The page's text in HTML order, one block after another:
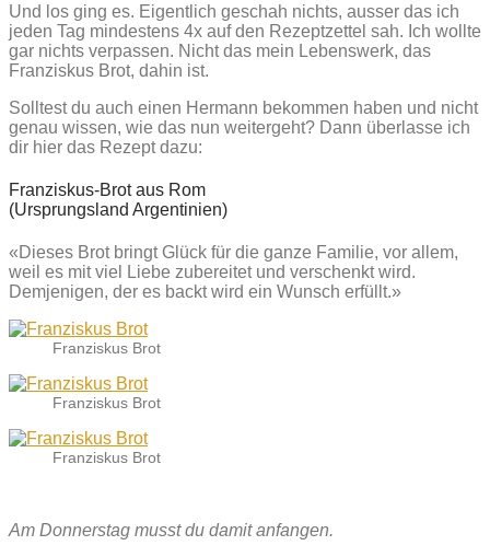
Und los ging es. Eigentlich geschah nichts, ausser das ich
jeden Tag mindestens 4x auf den Rezeptzettel sah. Ich wollte
gar nichts verpassen. Nicht das mein Lebenswerk, das
Franziskus Brot, dahin ist.
Solltest du auch einen Hermann bekommen haben und nicht
genau wissen, wie das nun weitergeht? Dann überlasse ich
dir hier das Rezept dazu:
Franziskus-Brot aus Rom
(Ursprungsland Argentinien)
«Dieses Brot bringt Glück für die ganze Familie, vor allem,
weil es mit viel Liebe zubereitet und verschenkt wird.
Demjenigen, der es backt wird ein Wunsch erfüllt.»
Franziskus Brot
Franziskus Brot
Franziskus Brot
Am Donnerstag musst du damit anfangen.